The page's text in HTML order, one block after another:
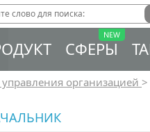
СФЕРЫ
организацией >